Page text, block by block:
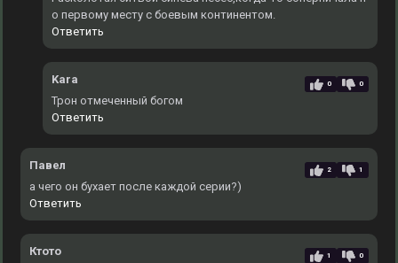
о первому месту с боевым континентом.
Ответить
Kara 0 0
Трон отмеченный богом
Ответить
Павел 2 1
а чего он бухает после каждой серии?)
Ответить
Ктото 1 0